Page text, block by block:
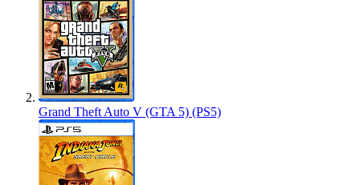
Grand Theft Auto V (GTA 5) (PS5)